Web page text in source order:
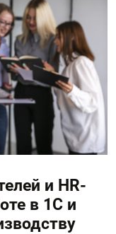
и HR-
в 1С и